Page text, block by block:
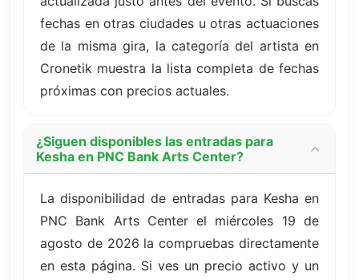
fechas en otras ciudades u otras actuaciones
de la misma gira, la categoría del artista en
Cronetik muestra la lista completa de fechas
próximas con precios actuales.
¿Siguen disponibles las entradas para
Kesha en PNC Bank Arts Center?
La disponibilidad de entradas para Kesha en
PNC Bank Arts Center el miércoles 19 de
agosto de 2026 la compruebas directamente
en esta página. Si ves un precio activo y un